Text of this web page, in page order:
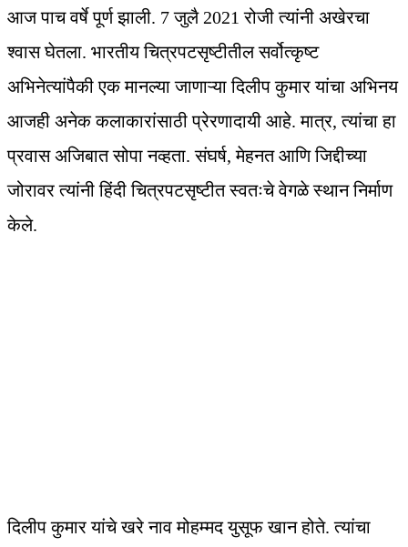
आज पाच वर्षे पूर्ण झाली. 7 जुलै 2021 रोजी त्यांनी अखेरचा
श्वास घेतला. भारतीय चित्रपटसृष्टीतील सर्वोत्कृष्ट
अभिनेत्यांपैकी एक मानल्या जाणाऱ्या दिलीप कुमार यांचा अभिनय
आजही अनेक कलाकारांसाठी प्रेरणादायी आहे. मात्र, त्यांचा हा
प्रवास अजिबात सोपा नव्हता. संघर्ष, मेहनत आणि जिद्दीच्या
जोरावर त्यांनी हिंदी चित्रपटसृष्टीत स्वतःचे वेगळे स्थान निर्माण
केले.
दिलीप कुमार यांचे खरे नाव मोहम्मद युसूफ खान होते. त्यांचा